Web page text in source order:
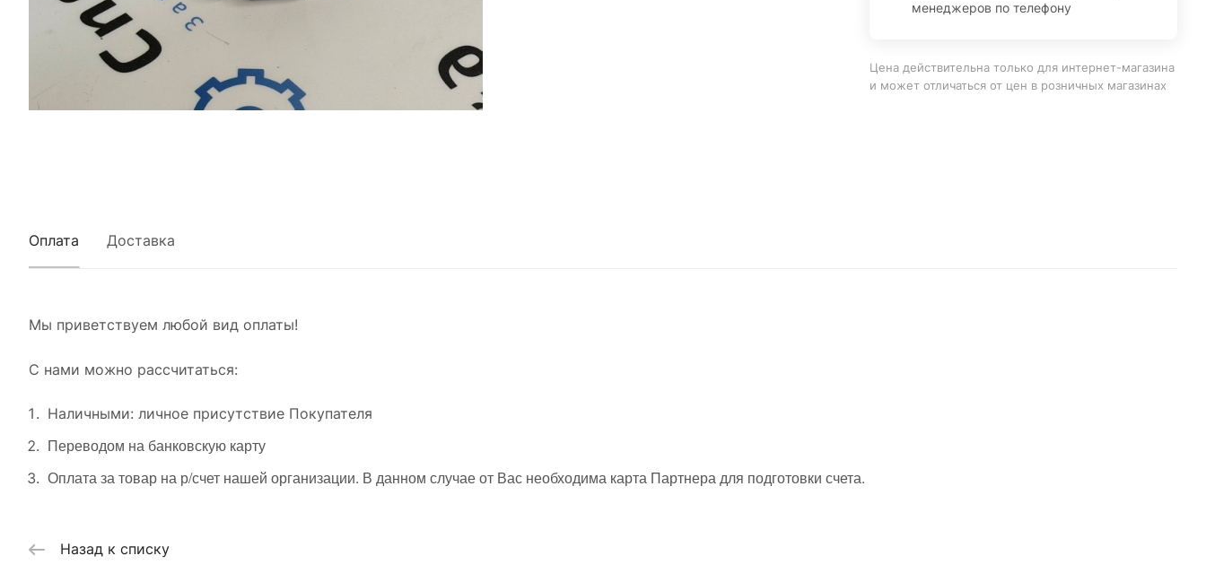
менеджеров по телефону
Цена действительна только для интернет-магазина
и может отличаться от цен в розничных магазинах
Оплата Доставка
Мы приветствуем любой вид оплаты!
С нами можно рассчитаться:
Наличными: личное присутствие Покупателя
Переводом на банковскую карту
Оплата за товар на р/счет нашей организации. В данном случае от Вас необходима карта Партнера для подготовки счета.
Назад к списку